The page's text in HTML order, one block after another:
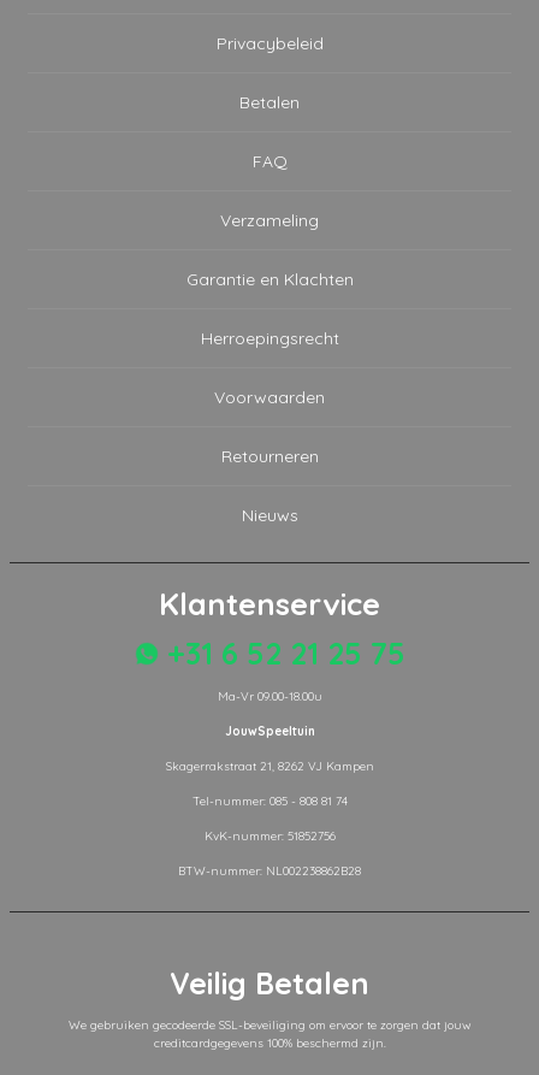
Privacybeleid
Betalen
FAQ
Verzameling
Garantie en Klachten
Herroepingsrecht
Voorwaarden
Retourneren
Nieuws
Klantenservice
+31 6 52 21 25 75
Ma-Vr 09.00-18.00u
JouwSpeeltuin
Skagerrakstraat 21, 8262 VJ Kampen
Tel-nummer: 085 - 808 81 74
KvK-nummer: 51852756
BTW-nummer: NL002238862B28
Veilig Betalen
We gebruiken gecodeerde SSL-beveiliging om ervoor te zorgen dat jouw
creditcardgegevens 100% beschermd zijn.